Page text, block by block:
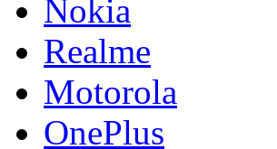
Nokia
Realme
Motorola
OnePlus